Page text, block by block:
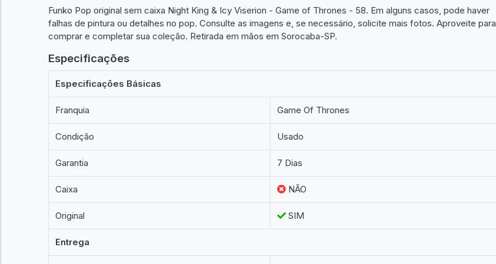
Funko Pop original sem caixa Night King & Icy Viserion - Game of Thrones - 58. Em alguns casos, pode haver
falhas de pintura ou detalhes no pop. Consulte as imagens e, se necessário, solicite mais fotos. Aproveite para
comprar e completar sua coleção. Retirada em mãos em Sorocaba-SP.
Especificações
Especificações Básicas
Franquia Game Of Thrones
Condição Usado
Garantia 7 Dias
Caixa NÃO
Original SIM
Entrega